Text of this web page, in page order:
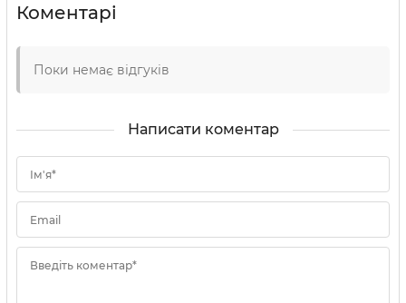
Коментарі
Поки немає відгуків
Написати коментар
Ім'я*
Email
Введіть коментар*